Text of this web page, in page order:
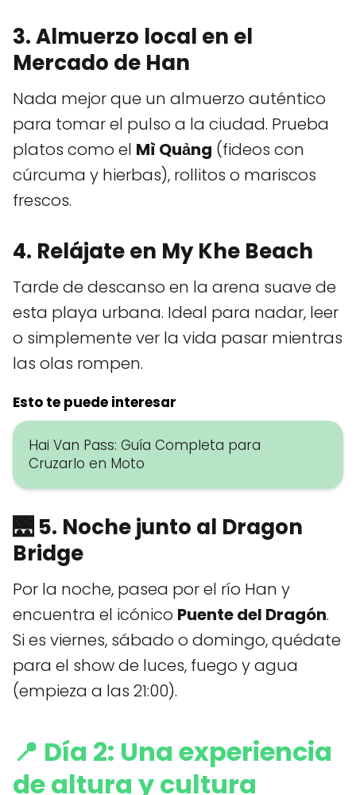
3. Almuerzo local en el
Mercado de Han
Nada mejor que un almuerzo auténtico
para tomar el pulso a la ciudad. Prueba
platos como el Mì Quảng (fideos con
cúrcuma y hierbas), rollitos o mariscos
frescos.
4. Relájate en My Khe Beach
Tarde de descanso en la arena suave de
esta playa urbana. Ideal para nadar, leer
o simplemente ver la vida pasar mientras
las olas rompen.
Esto te puede interesar
Hai Van Pass: Guía Completa para
Cruzarlo en Moto
🌉 5. Noche junto al Dragon
Bridge
Por la noche, pasea por el río Han y
encuentra el icónico Puente del Dragón.
Si es viernes, sábado o domingo, quédate
para el show de luces, fuego y agua
(empieza a las 21:00).
📍 Día 2: Una experiencia
de altura y cultura